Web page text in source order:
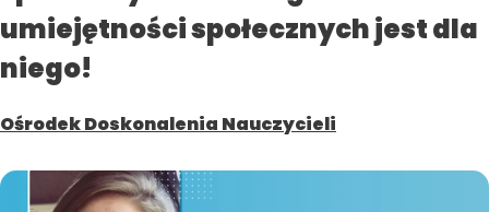
umiejętności społecznych jest dla
niego!
Ośrodek Doskonalenia Nauczycieli